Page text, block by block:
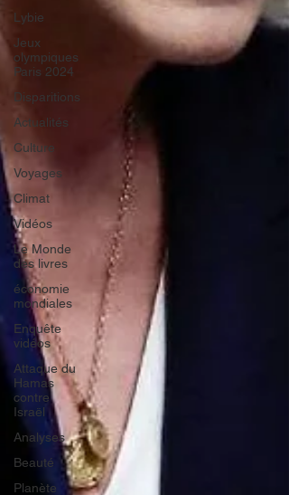
Lybie
Jeux
olympiques
Paris 2024
Disparitions
Actualités
Culture
Voyages
Climat
Vidéos
Le Monde
des livres
économie
mondiales
Enquête
vidéos
Attaque du
Hamas
contre
Israël
Analyses
Beauté
Planète